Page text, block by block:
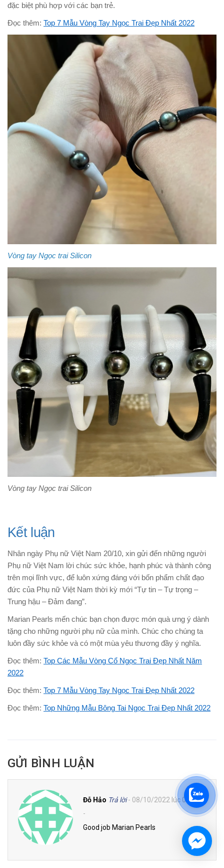
đặc biệt phù hợp với các bạn trẻ.
Đọc thêm: Top 7 Mẫu Vòng Tay Ngọc Trai Đẹp Nhất 2022
Vòng tay Ngọc trai Silicon
Vòng tay Ngọc trai Silicon
Kết luận
Nhân ngày Phụ nữ Việt Nam 20/10, xin gửi đến những người
Phụ nữ Việt Nam lời chúc sức khỏe, hạnh phúc và thành công
trên mọi lĩnh vực, để luôn xứng đáng với bốn phẩm chất đạo
đức của Phụ nữ Việt Nam thời kỳ mới “Tự tin – Tự trọng –
Trung hậu – Đảm đang”.
Marian Pearls mến chúc bạn chọn được món quà ưng ý dành
tặng cho những người phụ nữ của mình. Chúc cho chúng ta
luôn đầy sức khỏe và có một mùa yêu thương đầy ý nghĩa.
Đọc thêm: Top Các Mẫu Vòng Cổ Ngọc Trai Đẹp Nhất Năm
2022
Đọc thêm: Top 7 Mẫu Vòng Tay Ngọc Trai Đẹp Nhất 2022
Đọc thêm: Top Những Mẫu Bông Tai Ngọc Trai Đẹp Nhất 2022
GỬI BÌNH LUẬN
Đỗ Hảo Trả lời - 08/10/2022 lúc 07:28
-
Good job Marian Pearls